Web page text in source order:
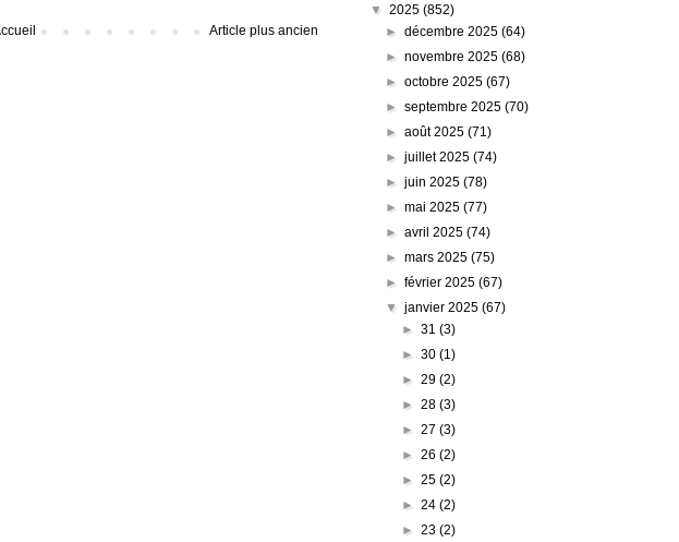
Article plus ancien
▼ 2025 (852)
►décembre 2025(64)
►novembre 2025(68)
►octobre 2025(67)
►septembre 2025(70)
►août 2025(71)
►juillet 2025(74)
►juin 2025(78)
►mai 2025(77)
►avril 2025(74)
►mars 2025(75)
►février 2025(67)
▼janvier 2025(67)
► 31 (3)
► 30 (1)
► 29 (2)
► 28 (3)
► 27 (3)
► 26 (2)
► 25 (2)
► 24 (2)
► 23 (2)